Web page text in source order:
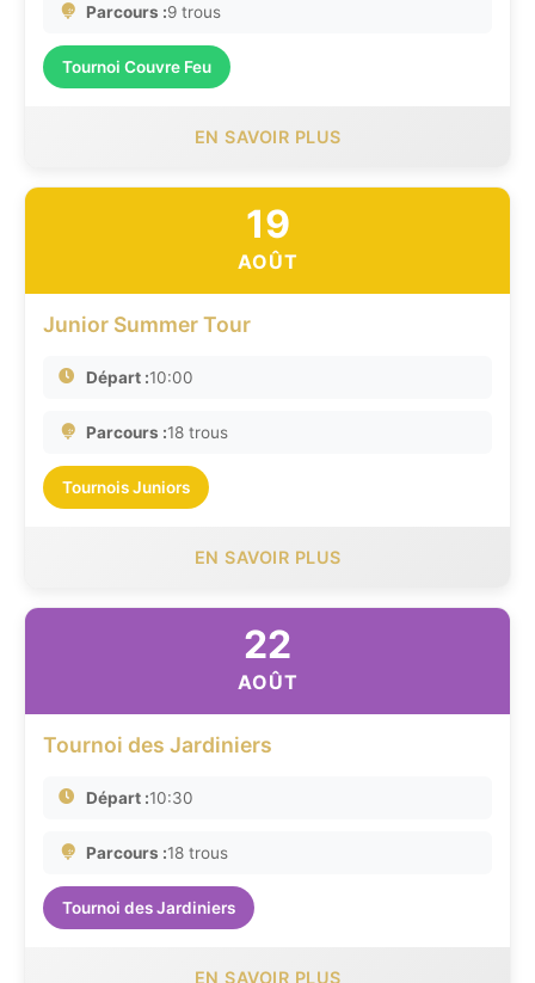
Parcours :9 trous
Tournoi Couvre Feu
EN SAVOIR PLUS
19
AOÛT
Junior Summer Tour
Départ :10:00
Parcours :18 trous
Tournois Juniors
EN SAVOIR PLUS
22
AOÛT
Tournoi des Jardiniers
Départ :10:30
Parcours :18 trous
Tournoi des Jardiniers
EN SAVOIR PLUS